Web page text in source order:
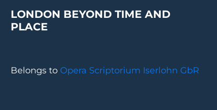
LONDON BEYOND TIME AND
PLACE
Belongs to Opera Scriptorium Iserlohn GbR